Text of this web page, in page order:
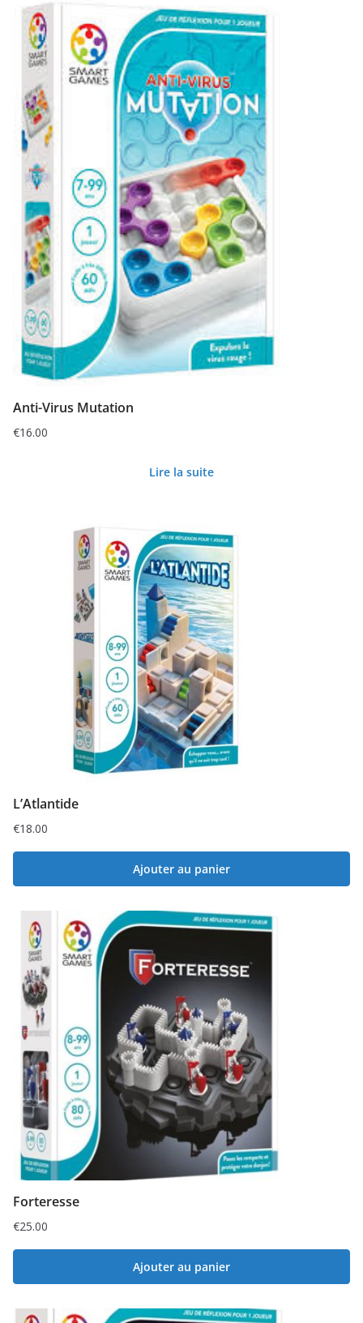
Anti-Virus Mutation
€16.00
Lire la suite
L’Atlantide
€18.00
Ajouter au panier
Forteresse
€25.00
Ajouter au panier